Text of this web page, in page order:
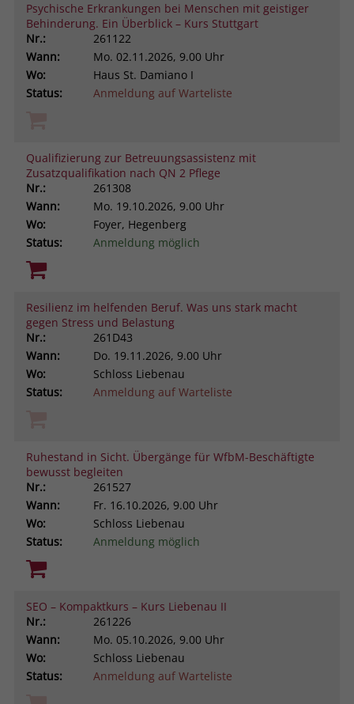
Psychische Erkrankungen bei Menschen mit geistiger
Behinderung. Ein Überblick – Kurs Stuttgart
Nr.:
261122
Wann:
Mo. 02.11.2026, 9.00 Uhr
Wo:
Haus St. Damiano I
Status:
Anmeldung auf Warteliste
Qualifizierung zur Betreuungsassistenz mit
Zusatzqualifikation nach QN 2 Pflege
Nr.:
261308
Wann:
Mo. 19.10.2026, 9.00 Uhr
Wo:
Foyer, Hegenberg
Status:
Anmeldung möglich
Resilienz im helfenden Beruf. Was uns stark macht
gegen Stress und Belastung
Nr.:
261D43
Wann:
Do. 19.11.2026, 9.00 Uhr
Wo:
Schloss Liebenau
Status:
Anmeldung auf Warteliste
Ruhestand in Sicht. Übergänge für WfbM-Beschäftigte
bewusst begleiten
Nr.:
261527
Wann:
Fr. 16.10.2026, 9.00 Uhr
Wo:
Schloss Liebenau
Status:
Anmeldung möglich
SEO – Kompaktkurs – Kurs Liebenau II
Nr.:
261226
Wann:
Mo. 05.10.2026, 9.00 Uhr
Wo:
Schloss Liebenau
Status:
Anmeldung auf Warteliste